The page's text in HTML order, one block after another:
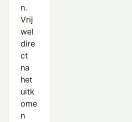
n.
Vrij
wel
dire
ct
na
het
uitk
ome
n